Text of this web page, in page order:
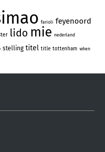
farioli feyenoord
lido mie nederland
stelling titel title tottenham when